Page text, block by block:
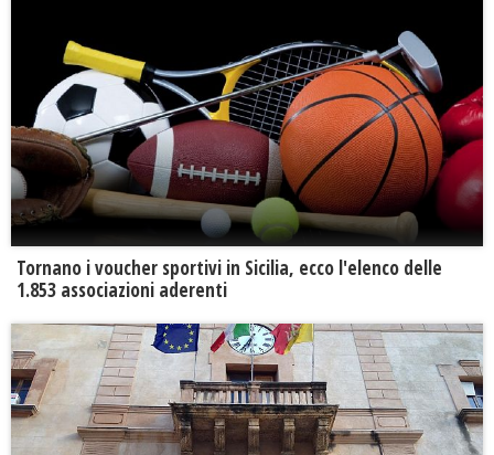
Tornano i voucher sportivi in Sicilia, ecco l'elenco delle
1.853 associazioni aderenti